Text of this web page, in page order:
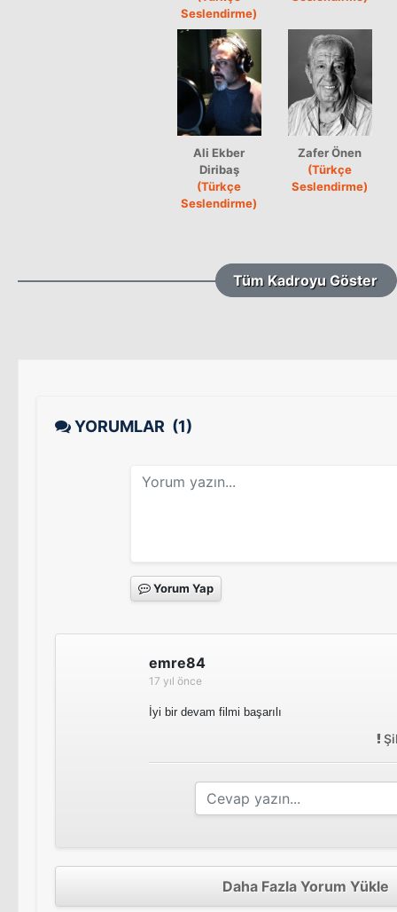
Seslendirme)
Ali Ekber
Diribaş
(Türkçe
Seslendirme)
Zafer Önen
(Türkçe
Seslendirme)
Tüm Kadroyu Göster
YORUMLAR (1)
Yorum Yap
emre84
17 yıl önce
İyi bir devam filmi başarılı
Daha Fazla Yorum Yükle